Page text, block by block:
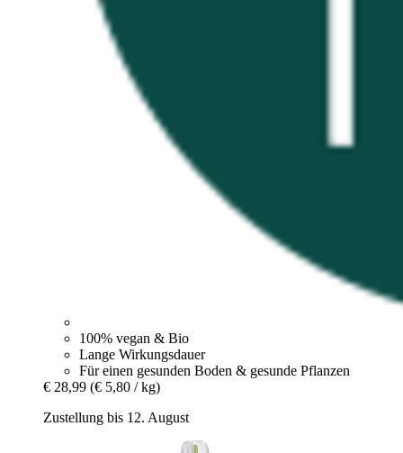
100% vegan & Bio
Lange Wirkungsdauer
Für einen gesunden Boden & gesunde Pflanzen
€ 28,99 (€ 5,80 / kg)
Zustellung bis 12. August